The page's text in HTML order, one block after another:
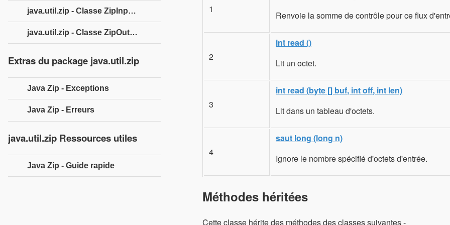
1
Renvoie la somme de contrôle pour ce flux
2
int read ()
Lit un octet.
3
int read (byte [] buf, int off, int len)
Lit dans un tableau d'octets.
4
saut long (long n)
Ignore le nombre spécifié d'octets d'entrée.
Méthodes héritées
Cette classe hérite des méthodes des classes suivantes -
java.util.zip - Classe ZipInputStream
java.util.zip - Classe ZipOutputStream
Extras du package java.util.zip
Java Zip - Exceptions
Java Zip - Erreurs
java.util.zip Ressources utiles
Java Zip - Guide rapide